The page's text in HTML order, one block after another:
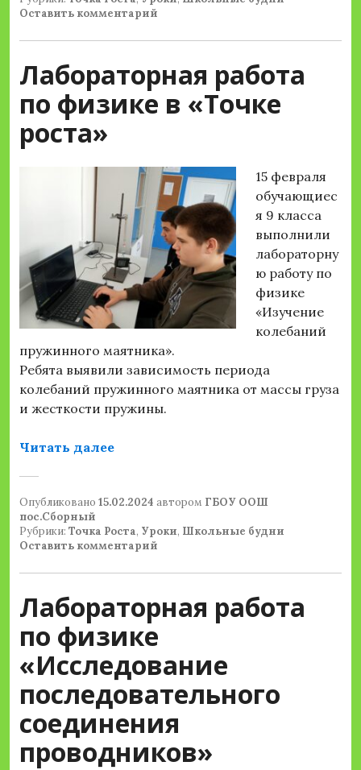
Оставить комментарий
Лабораторная работа
по физике в «Точке
роста»
15 февраля
обучающиес
я 9 класса
выполнили
лабораторну
ю работу по
физике
«Изучение
колебаний
пружинного маятника».
Ребята выявили зависимость периода
колебаний пружинного маятника от массы груза
и жесткости пружины.
Читать далее«Лабораторная работа по физике в
Опубликовано 15.02.2024 автором ГБОУ ООШ
пос.Сборный
Рубрики: Точка Роста, Уроки, Школьные будни
Оставить комментарий
Лабораторная работа
по физике
«Исследование
последовательного
соединения
проводников»